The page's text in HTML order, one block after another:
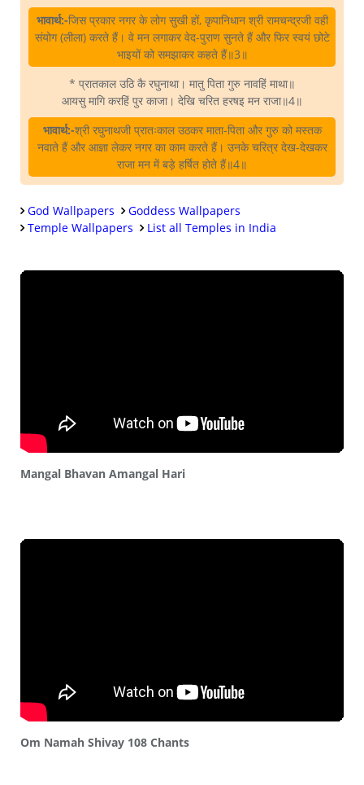
भावार्थ:-जिस प्रकार नगर के लोग सुखी हों, कृपानिधान श्री रामचन्द्रजी वही
संयोग (लीला) करते हैं। वे मन लगाकर वेद-पुराण सुनते हैं और फिर स्वयं छोटे
भाइयों को समझाकर कहते हैं॥3॥
* प्रातकाल उठि कै रघुनाथा। मातु पिता गुरु नावहिं माथा॥
आयसु मागि करहिं पुर काजा। देखि चरित हरषइ मन राजा॥4॥
भावार्थ:-श्री रघुनाथजी प्रातःकाल उठकर माता-पिता और गुरु को मस्तक
नवाते हैं और आज्ञा लेकर नगर का काम करते हैं। उनके चरित्र देख-देखकर
राजा मन में बड़े हर्षित होते हैं॥4॥
God Wallpapers
Goddess Wallpapers
Temple Wallpapers
List all Temples in India
Mangal Bhavan Amangal Hari
Om Namah Shivay 108 Chants